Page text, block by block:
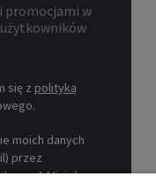
promocjami w
się z polityką
moich danych
przez
s.c. A.Mizioł,